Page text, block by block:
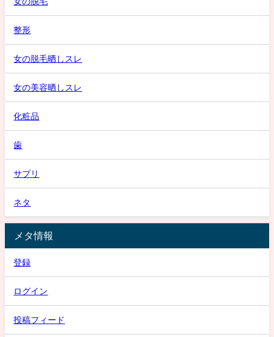
整形
女の脱毛晒しスレ
女の美容晒しスレ
化粧品
歯
サプリ
ネタ
メタ情報
登録
ログイン
投稿フィード